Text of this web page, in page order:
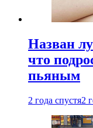
Назван
что
пьяным
2 года спустя2